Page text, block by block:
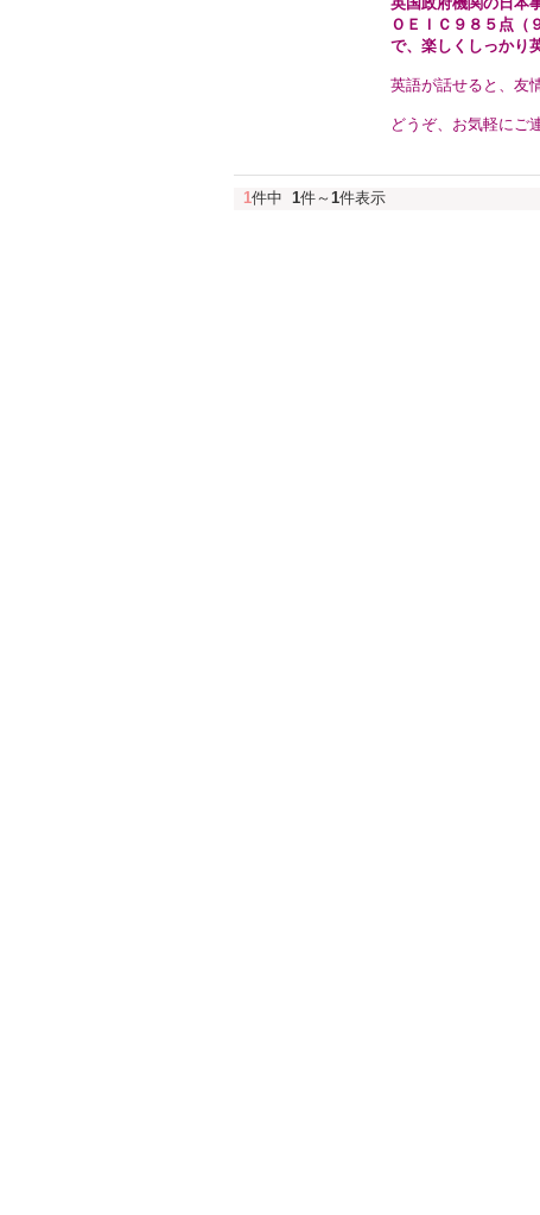
ＯＥＩＣ９８５点（
で、楽しくしっかり
英語が話せると、友
どうぞ、お気軽にご
1件中 1件～ 1件表示